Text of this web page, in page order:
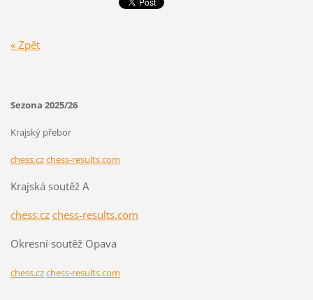
« Zpět
Sezona 2025/26
Krajský přebor
chess.czchess-results.com
Krajská soutěž A
chess.cz chess-results.com
Okresní soutěž Opava
chess.czchess-results.com